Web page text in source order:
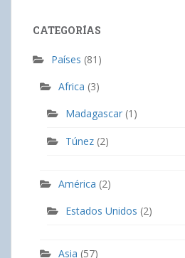
CATEGORÍAS
Países (81)
Africa (3)
Madagascar (1)
Túnez (2)
América (2)
Estados Unidos (2)
Asia (57)